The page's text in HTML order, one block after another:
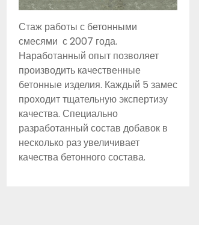
Стаж работы с бетонными
смесями с 2007 года.
Наработанный опыт позволяет
производить качественные
бетонные изделия. Каждый 5 замес
проходит тщательную экспертизу
качества. Специально
разработанный состав добавок в
несколько раз увеличивает
качества бетонного состава.